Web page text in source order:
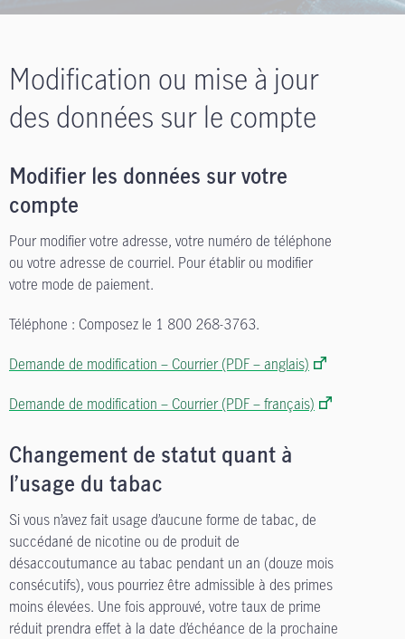
Modification ou mise à jour
des données sur le compte
Modifier les données sur votre
compte
Pour modifier votre adresse, votre numéro de téléphone
ou votre adresse de courriel. Pour établir ou modifier
votre mode de paiement.
Téléphone : Composez le 1 800 268-3763.
Demande de modification – Courrier (PDF – anglais)
Demande de modification – Courrier (PDF – français)
Changement de statut quant à
l’usage du tabac
Si vous n’avez fait usage d’aucune forme de tabac, de
succédané de nicotine ou de produit de
désaccoutumance au tabac pendant un an (douze mois
consécutifs), vous pourriez être admissible à des primes
moins élevées. Une fois approuvé, votre taux de prime
réduit prendra effet à la date d’échéance de la prochaine